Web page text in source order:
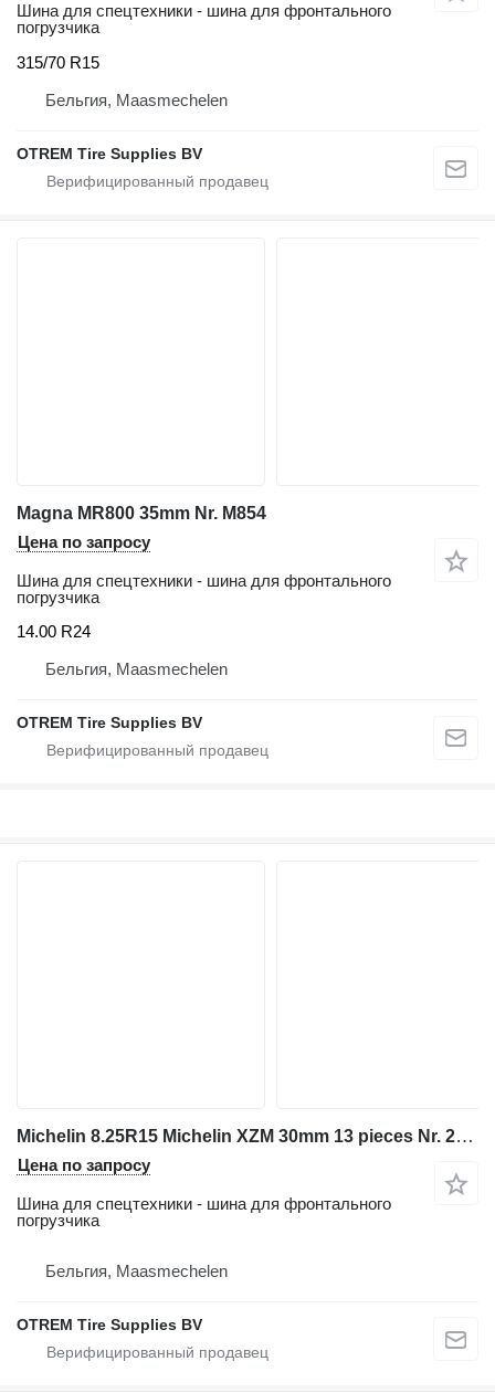
Шина для спецтехники - шина для фронтального
погрузчика
315/70 R15
Бельгия, Maasmechelen
OTREM Tire Supplies BV
Magna MR800 35mm Nr. M854
Цена по запросу
Шина для спецтехники - шина для фронтального
погрузчика
14.00 R24
Бельгия, Maasmechelen
OTREM Tire Supplies BV
Michelin 8.25R15 Michelin XZM 30mm 13 pieces Nr. 2367
Цена по запросу
Шина для спецтехники - шина для фронтального
погрузчика
Бельгия, Maasmechelen
OTREM Tire Supplies BV